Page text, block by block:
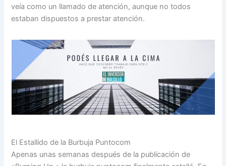
veía como un llamado de atención, aunque no todos
estaban dispuestos a prestar atención.
El Estallido de la Burbuja Puntocom
Apenas unas semanas después de la publicación de